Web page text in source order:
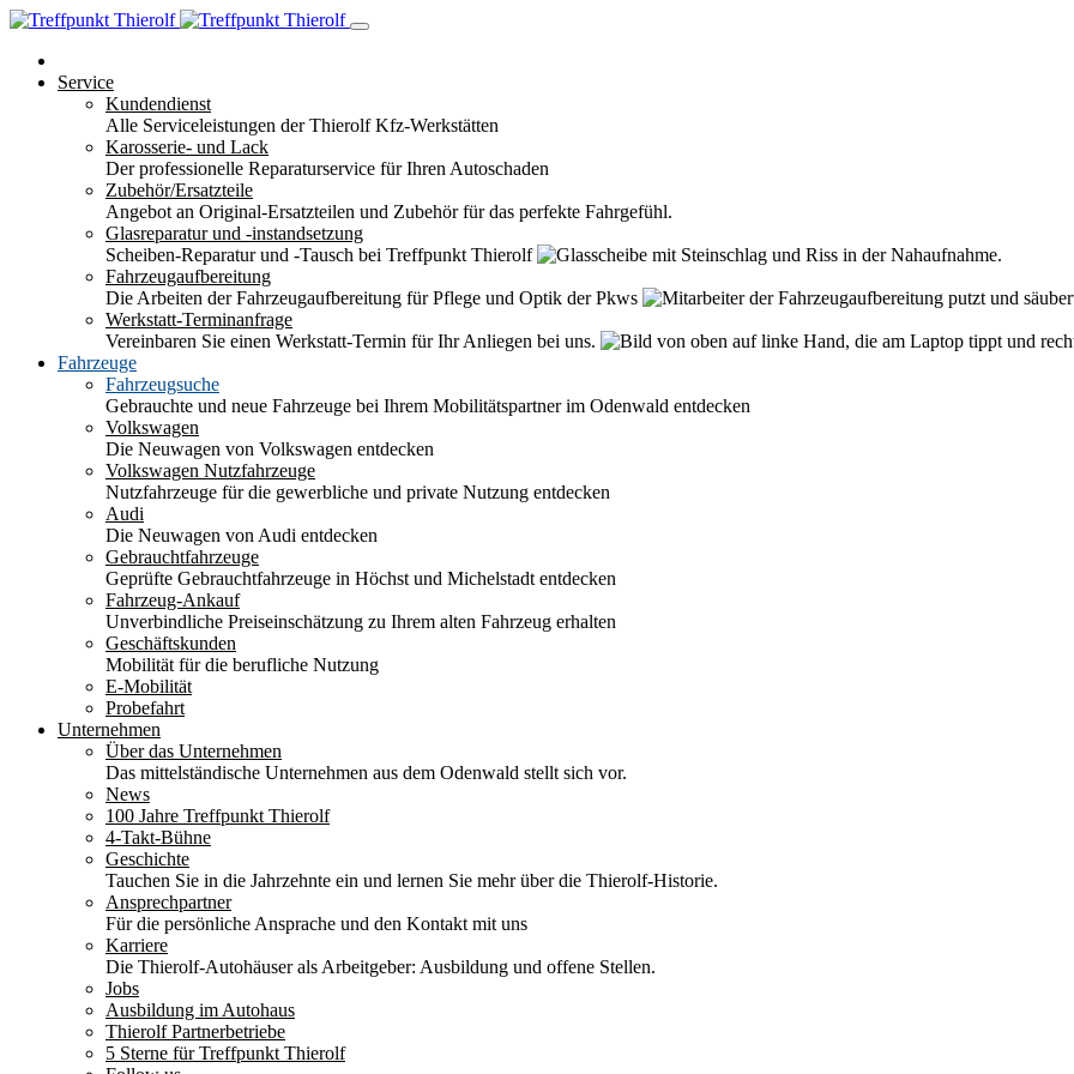
Service
Kundendienst
Alle Serviceleistungen der Thierolf Kfz-Werkstätten
Karosserie- und Lack
Der professionelle Reparaturservice für Ihren Autoschaden
Zubehör/Ersatzteile
Angebot an Original-Ersatzteilen und Zubehör für das perfekte Fahrgefühl.
Glasreparatur und -instandsetzung
Scheiben-Reparatur und -Tausch bei Treffpunkt Thierolf
Fahrzeugaufbereitung
Die Arbeiten der Fahrzeugaufbereitung für Pflege und Optik der Pkws
Werkstatt-Terminanfrage
Vereinbaren Sie einen Werkstatt-Termin für Ihr Anliegen bei uns.
Fahrzeuge
Fahrzeugsuche
Gebrauchte und neue Fahrzeuge bei Ihrem Mobilitätspartner im Odenwald entdecken
Volkswagen
Die Neuwagen von Volkswagen entdecken
Volkswagen Nutzfahrzeuge
Nutzfahrzeuge für die gewerbliche und private Nutzung entdecken
Audi
Die Neuwagen von Audi entdecken
Gebrauchtfahrzeuge
Geprüfte Gebrauchtfahrzeuge in Höchst und Michelstadt entdecken
Fahrzeug-Ankauf
Unverbindliche Preiseinschätzung zu Ihrem alten Fahrzeug erhalten
Geschäftskunden
Mobilität für die berufliche Nutzung
E-Mobilität
Probefahrt
Unternehmen
Über das Unternehmen
Das mittelständische Unternehmen aus dem Odenwald stellt sich vor.
News
100 Jahre Treffpunkt Thierolf
4-Takt-Bühne
Geschichte
Tauchen Sie in die Jahrzehnte ein und lernen Sie mehr über die Thierolf-Historie.
Ansprechpartner
Für die persönliche Ansprache und den Kontakt mit uns
Karriere
Die Thierolf-Autohäuser als Arbeitgeber: Ausbildung und offene Stellen.
Jobs
Ausbildung im Autohaus
Thierolf Partnerbetriebe
5 Sterne für Treffpunkt Thierolf